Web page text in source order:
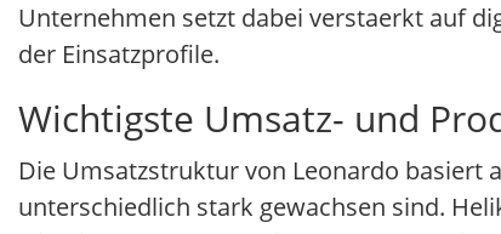
Unternehmen setzt dabei verstaerkt auf
der Einsatzprofile.
Wichtigste Umsatz- und
Die Umsatzstruktur von Leonardo basiert
unterschiedlich stark gewachsen sind.